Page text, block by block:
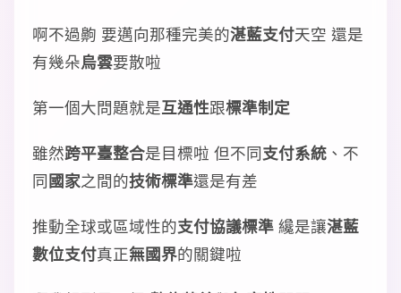
啊不過齁 要邁向那種完美的湛藍支付天空 還是
有幾朵烏雲要散啦
第一個大問題就是互通性跟標準制定
雖然跨平臺整合是目標啦 但不同支付系統 、不
同國家之間的技術標準還是有差
推動全球或區域性的支付協議標準 纔是讓湛藍
數位支付真正無國界的關鍵啦